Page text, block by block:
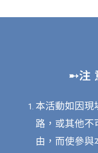
➸注
本活動如因現
路，或其他不
由，而使參與